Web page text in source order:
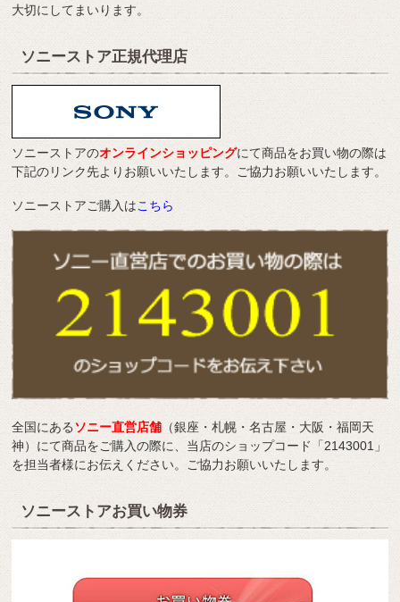
大切にしてまいります。
ソニーストア正規代理店
ソニーストアのオンラインショッピングにて商品をお買い物の際は
下記のリンク先よりお願いいたします。ご協力お願いいたします。
ソニーストアご購入はこちら
全国にあるソニー直営店舗 （銀座・札幌・名古屋・大阪・福岡天
神）にて商品をご購入の際に、当店のショップコード「2143001」
を担当者様にお伝えください。ご協力お願いいたします。
ソニーストアお買い物券